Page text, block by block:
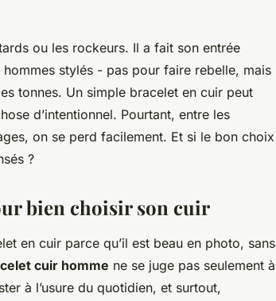
ou les rockeurs. Il a fait son entrée
stylés - pas pour faire rebelle, mais
tonnes. Un simple bracelet en cuir peut
d’intentionnel. Pourtant, entre les
on se perd facilement. Et si le bon choix
?
bien choisir son cuir
en cuir parce qu’il est beau en photo, sans
cuir homme ne se juge pas seulement à
à l’usure du quotidien, et surtout,